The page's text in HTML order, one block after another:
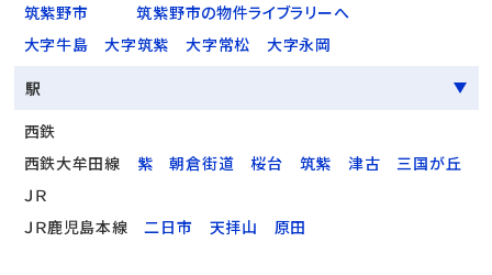
筑紫野市
筑紫野市の物件ライブラリーへ
大字牛島
大字筑紫 大字常松
大字永岡
駅
西鉄
西鉄大牟田線
紫 朝倉街道 桜台 筑紫 津古
三国が丘
ＪＲ
ＪＲ鹿児島本線
二日市 天拝山 原田